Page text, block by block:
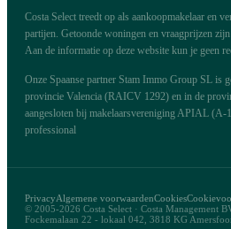
Costa Select treedt op als aankoopmakelaar en
partijen. Getoonde woningen en vraagprijzen
Aan de informatie op deze website kun je geen
Onze Spaanse partner Stam Immo Group SL is
provincie Valencia (RAICV 1292) en in de
aangesloten bij makelaarsvereniging APIAL (A-
professional
© 2005-2026 Costa Select · Costa Management
Fockemalaan 22 - lokaal 042, 3818 KG
PrivacyAlgemene voorwaardenCookies